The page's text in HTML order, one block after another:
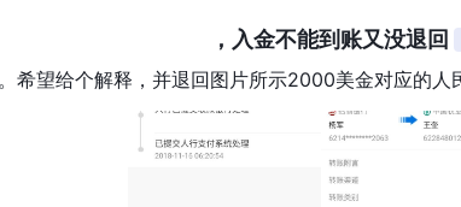
الشركة.
إلى ذلك، قد يكون تاريخ إنشاء هذا المراجعة عاملاً مهمًا يجب
بالتحقق دائمًا من المعلومات المحدثة مباشرة من الشركة قبل
المقدمة في هذا المراجعة تقع بالكامل على القارئ.
希望给个解释，并退回图片所示2000美金对应的人民币金额。。。。。。。。